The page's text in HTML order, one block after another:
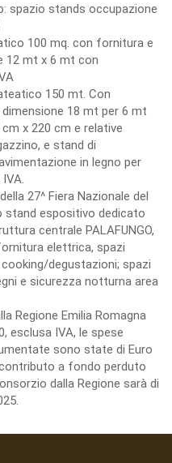
spazio stands occupazione
100 mq. con fornitura e
12 mt x 6 mt con
150 mt. Con
18 mt per 6 mt
x 220 cm e relative
e stand di
in legno per
27^ Fiera Nazionale del
stand espositivo dedicato
centrale PALAFUNGO,
elettrica, spazi
cooking/degustazioni; spazi
e sicurezza notturna area
Regione Emilia Romagna
esclusa IVA, le spese
sono state di Euro
a fondo perduto
dalla Regione sarà di